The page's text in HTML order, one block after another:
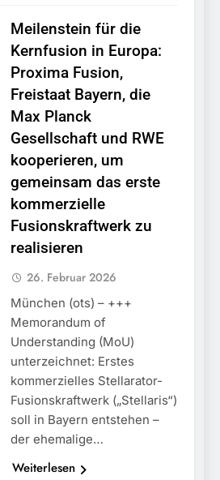
Meilenstein für die
Kernfusion in Europa:
Proxima Fusion,
Freistaat Bayern, die
Max Planck
Gesellschaft und RWE
kooperieren, um
gemeinsam das erste
kommerzielle
Fusionskraftwerk zu
realisieren
26. Februar 2026
München (ots) – +++
Memorandum of
Understanding (MoU)
unterzeichnet: Erstes
kommerzielles Stellarator-
Fusionskraftwerk („Stellaris“)
soll in Bayern entstehen –
der ehemalige…
Weiterlesen